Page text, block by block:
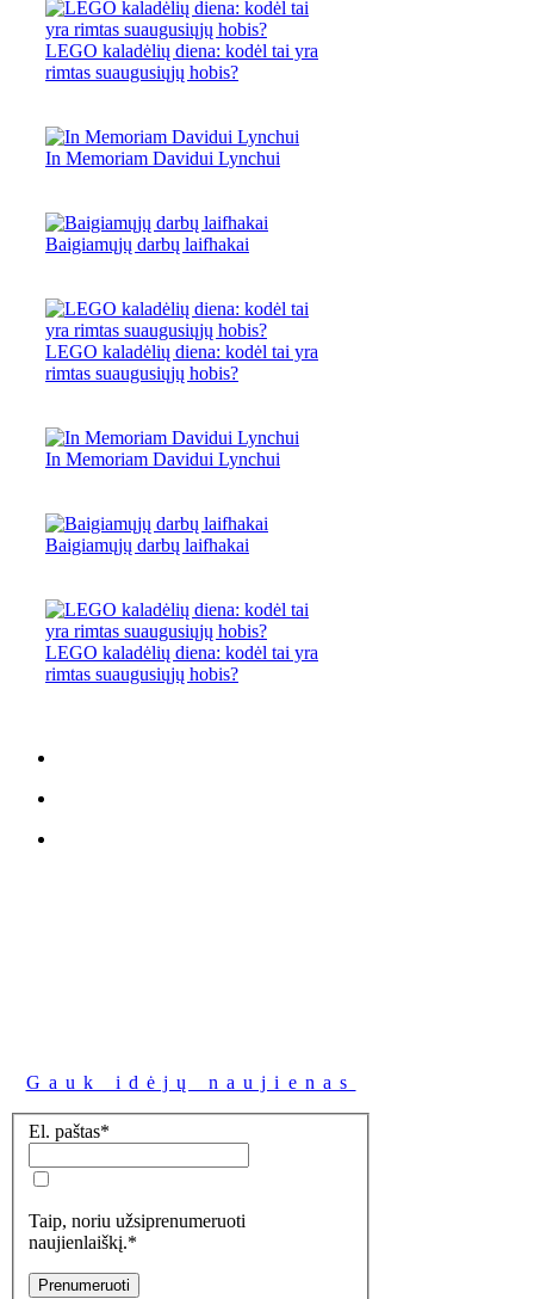
LEGO kaladėlių diena: kodėl tai yra
rimtas suaugusiųjų hobis?
In Memoriam Davidui Lynchui
Baigiamųjų darbų laifhakai
LEGO kaladėlių diena: kodėl tai yra
rimtas suaugusiųjų hobis?
In Memoriam Davidui Lynchui
Baigiamųjų darbų laifhakai
LEGO kaladėlių diena: kodėl tai yra
rimtas suaugusiųjų hobis?
Gauk idėjų naujienas
El. paštas*
Taip, noriu užsiprenumeruoti
naujienlaiškį.*
Prenumeruoti